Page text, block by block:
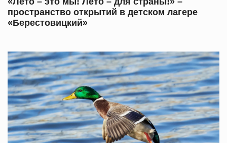
пространство открытий в детском лагере
«Берестовицкий»